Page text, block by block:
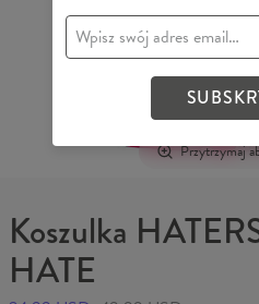
Przytrzymaj
Koszulka
HATE